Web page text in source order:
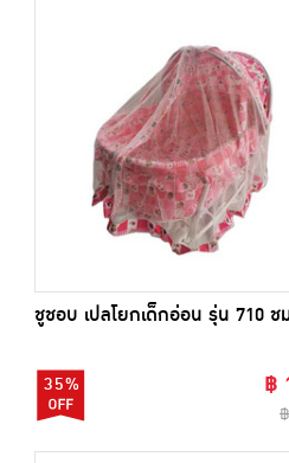
ชูชอบ เปลโยกเด็กอ่อน รุ่น 710 ช
35% ฿